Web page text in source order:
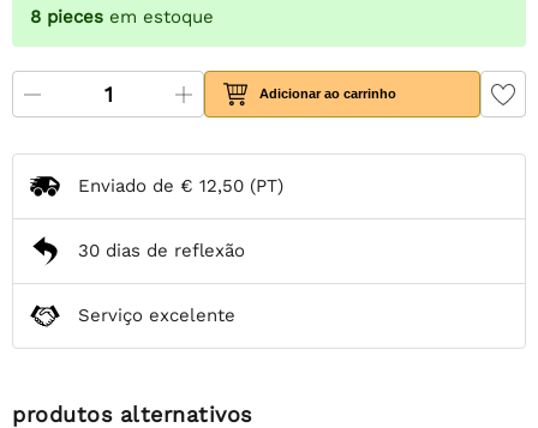
8 pieces em estoque
Adicionar ao carrinho
Enviado de € 12,50 (PT)
30 dias de reflexão
Serviço excelente
produtos alternativos